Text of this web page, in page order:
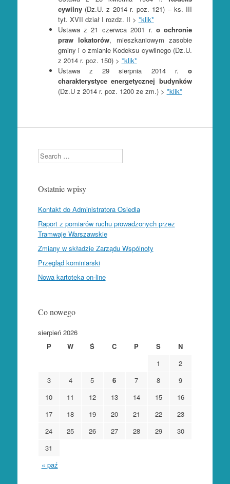
cywilny(Dz.U. z 2014 r. poz. 121) – ks. III
tyt. XVII dział I rozdz. II > *klik*
Ustawa z 21 czerwca 2001 r. o ochronie
praw lokatorów, mieszkaniowym zasobie
gminy i o zmianie Kodeksu cywilnego (Dz.U.
z 2014 r. poz. 150) > *klik*
Ustawa z 29 sierpnia 2014 r.o
charakterystyce energetycznej budynków
(Dz.U z 2014 r. poz. 1200 ze zm.) > *klik*
Search
Ostatnie wpisy
Kontakt do Administratora Osiedla
Raport z pomiarów ruchu prowadzonych przez
Tramwaje Warszawskie
Zmiany w składzie Zarządu Wspólnoty
Przegląd kominiarski
Nowa kartoteka on-line
Co nowego
sierpień 2026
P
W Ś C P S N
« paź
1
2
3
4 5 6 7 8
9
10
11 12 13 14 15
16
17
18 19 20 21 22
23
24
25 26 27 28 29
30
31